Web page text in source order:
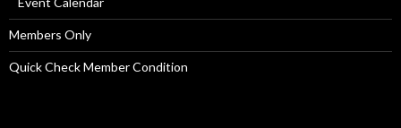
Members Only
Quick Check Member Condition